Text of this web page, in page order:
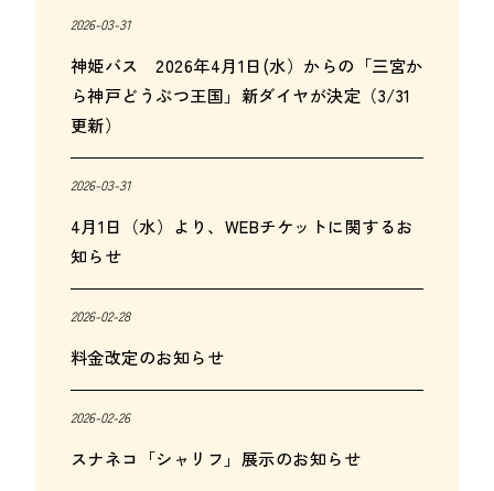
2026-03-31
神姫バス 2026年4月1日(水）からの「三宮か
ら神戸どうぶつ王国」新ダイヤが決定（3/31
更新）
2026-03-31
4月1日（水）より、WEBチケットに関するお
知らせ
2026-02-28
料金改定のお知らせ
2026-02-26
スナネコ「シャリフ」展示のお知らせ